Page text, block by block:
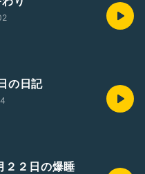
の日記
２２日の爆睡